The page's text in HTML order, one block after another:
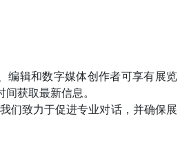
编辑和数字媒体创作者可享有展览
获取最新信息。
们致力于促进专业对话，并确保展